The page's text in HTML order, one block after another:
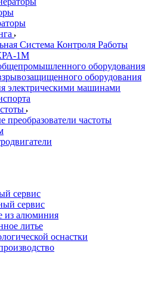
Система Контроля Работы
1М
оборудования
оборудования
электрическими машинами
преобразователи частоты
сервис
сервис
из алюминия
литье
оснастки